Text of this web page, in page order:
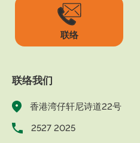
联络
联络我们
香港湾仔轩尼诗道22号
2527 2025